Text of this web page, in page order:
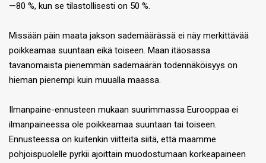
—80 %, kun se tilastollisesti on 50 %.
Missään päin maata jakson sademäärässä ei näy merkittävää
poikkeamaa suuntaan eikä toiseen. Maan itäosassa
tavanomaista pienemmän sademäärän todennäköisyys on
hieman pienempi kuin muualla maassa.
Ilmanpaine-ennusteen mukaan suurimmassa Eurooppaa ei
ilmanpaineessa ole poikkeamaa suuntaan tai toiseen.
Ennusteessa on kuitenkin viitteitä siitä, että maamme
pohjoispuolelle pyrkii ajoittain muodostumaan korkeapaineen